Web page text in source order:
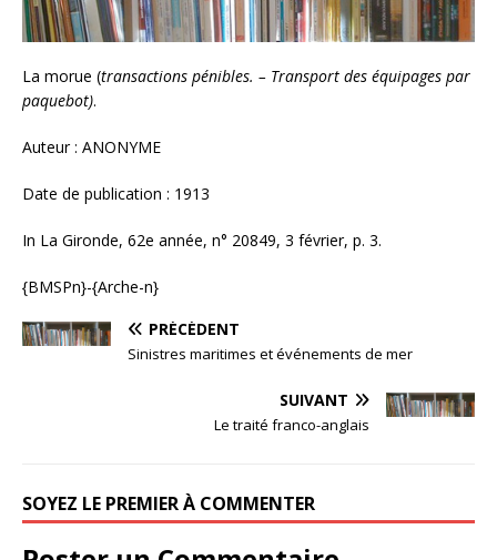
La morue (transactions pénibles. – Transport des équipages par
paquebot).
Auteur : ANONYME
Date de publication : 1913
In La Gironde, 62e année, n° 20849, 3 février, p. 3.
{BMSPn}-{Arche-n}
PRÉCÉDENT
Sinistres maritimes et événements de mer
SUIVANT
Le traité franco-anglais
SOYEZ LE PREMIER À COMMENTER